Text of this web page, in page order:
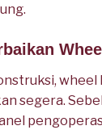
segera.